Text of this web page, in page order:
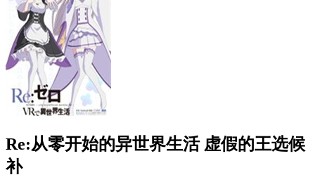
Re:从零开始的异世界生活 虚假的王选候
补